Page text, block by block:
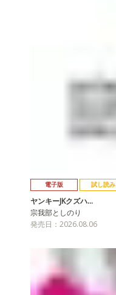
電子版 試し読み
ヤンキーJKクズハ…
宗我部としのり
発売日：2026.08.06